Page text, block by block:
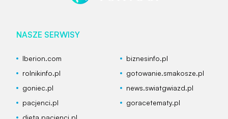
NASZE SERWISY
Iberion.com
biznesinfo.pl
rolnikinfo.pl
gotowanie.smakosze.pl
goniec.pl
news.swiatgwiazd.pl
pacjenci.pl
goracetematy.pl
dieta.pacjenci.pl